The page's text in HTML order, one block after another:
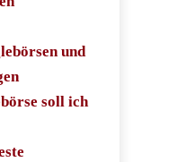
und
soll ich